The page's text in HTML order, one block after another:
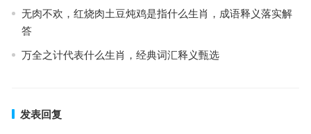
无肉不欢，红烧肉土豆炖鸡是指什么生肖，成语释义落实解
答
万全之计代表什么生肖，经典词汇释义甄选
发表回复